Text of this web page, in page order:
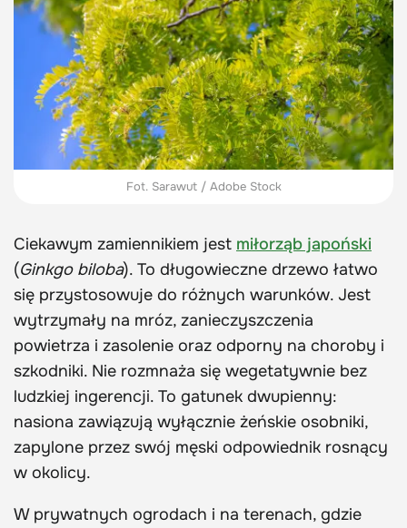
Fot. Sarawut / Adobe Stock
Ciekawym zamiennikiem jest miłorząb japoński
(Ginkgo biloba). To długowieczne drzewo łatwo
się przystosowuje do różnych warunków. Jest
wytrzymały na mróz, zanieczyszczenia
powietrza i zasolenie oraz odporny na choroby i
szkodniki. Nie rozmnaża się wegetatywnie bez
ludzkiej ingerencji. To gatunek dwupienny:
nasiona zawiązują wyłącznie żeńskie osobniki,
zapylone przez swój męski odpowiednik rosnący
w okolicy.
W prywatnych ogrodach i na terenach, gdzie